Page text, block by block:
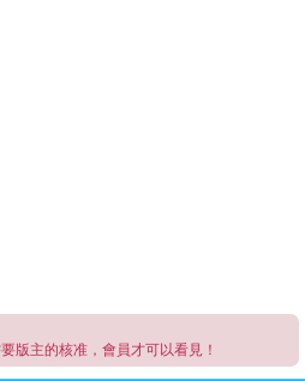
版主的核准，會員才可以看見！